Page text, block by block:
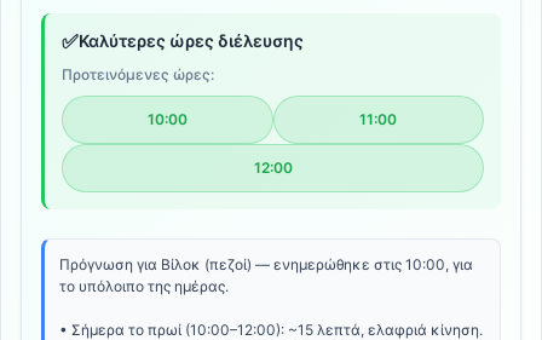
✅Καλύτερες ώρες διέλευσης
Προτεινόμενες ώρες:
10:00 11:00
12:00
Πρόγνωση για Βίλοκ (πεζοί) — ενημερώθηκε στις 10:00, για
το υπόλοιπο της ημέρας.
• Σήμερα το πρωί (10:00–12:00): ~15 λεπτά, ελαφριά κίνηση.